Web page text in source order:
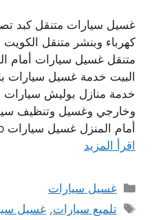
غسيل سيارات متنقل كبد
كهرباء وبنشر متنقل
متنقل غسيل سيارات أمام
البيت خدمة غسيل سيارات
خدمة منازل بوليش
وخارجي وغسيل وتنظيف
أمام المنزل غسيل سيارات vip تصليح سيارات متنقل …
اقرأ المزيد
التصنيفات
غسيل سيارات
الوسوم
تلميع سيارات,غسيل